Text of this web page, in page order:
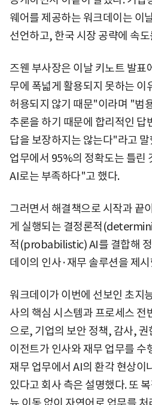
웨어를 제공하는 워크데이는 이
선언하고, 한국 시장 공략에 속
즈웬 부사장은 이날 키노트 발표
무에 폭넓게 활용되지 못하는 이
허용되지 않기 때문"이라며 "범
추론을 하기 때문에 합리적인
답을 보장하지는 않는다"라고
업무에서 95%의 정확도는 틀린
AI로는 부족하다"고 했다.
그러면서 해결책으로 시작과 끝
게 실행되는 결정론적
적(probabilistic) AI를 결합해
데이의 인사·재무 솔루션을 제
워크데이가 이번에 선보인 초지
사의 핵심 시스템과 프로세스 전
으로, 기업의 보안 정책, 감사, 권
이전트가 인사와 재무 업무를 수
재무 업무에서 AI의 환각 현상이
있다고 회사 측은 설명했다. 또